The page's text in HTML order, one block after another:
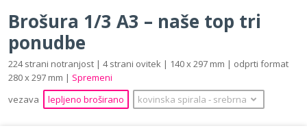
1/3 A3 (140 x 297 mm)
Išči
Brošura 1/3 A3 – naše top tri
ponudbe
224 strani notranjost | 4 strani ovitek | 140 x 297 mm | odprti format
280 x 297 mm | Spremeni
vezava
lepljeno broširano kovinska spirala ‐ srebrna